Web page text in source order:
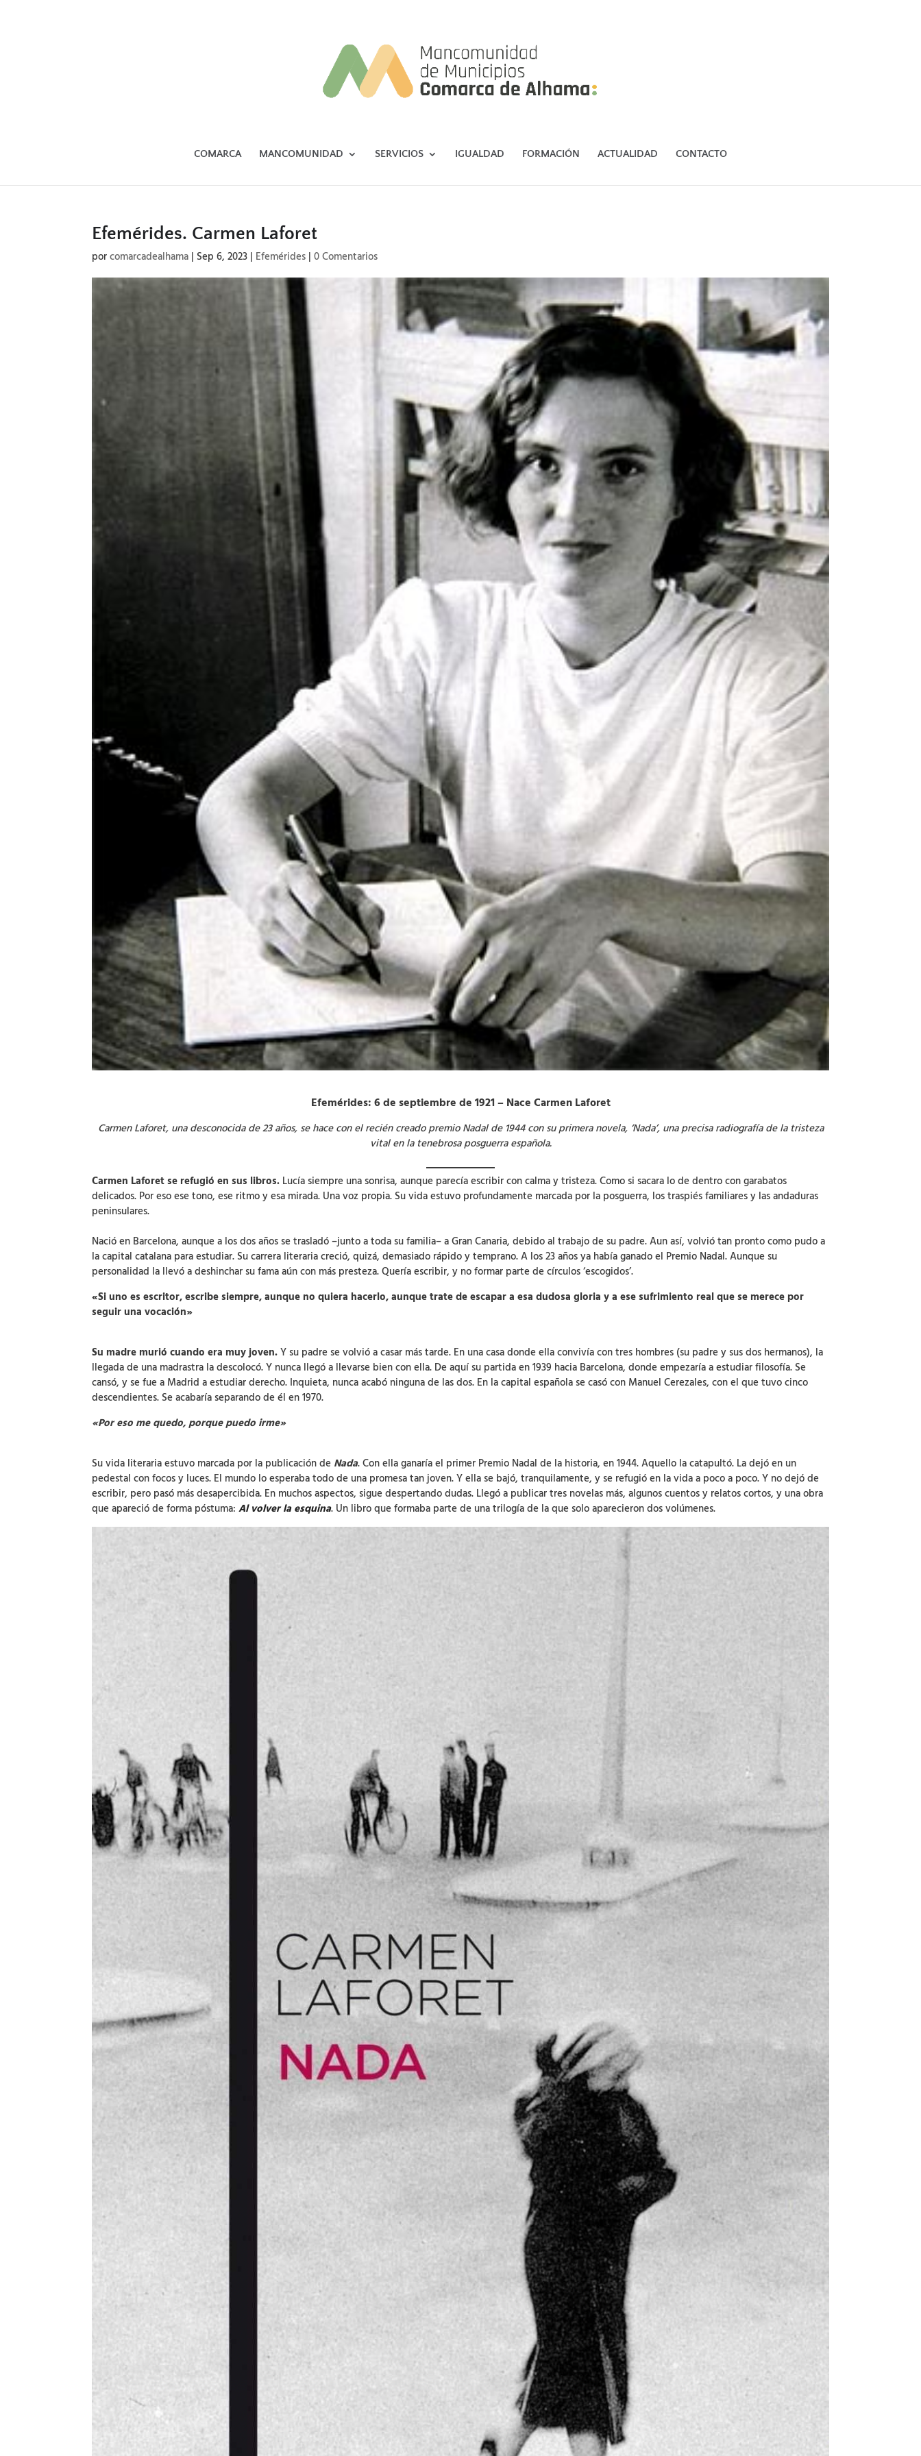
COMARCA MANCOMUNIDAD SERVICIOS IGUALDAD FORMACIÓN ACTUALIDAD CONTACTO
Efemérides. Carmen Laforet
porcomarcadealhama | Sep 6, 2023 | Efemérides |0 Comentarios
Efemérides: 6 de septiembre de 1921 – Nace Carmen Laforet
Carmen Laforet, una desconocida de 23 años, se hace con el recién creado premio Nadal de 1944 con su primera novela, ‘Nada’, una precisa radiografía de la tristeza
vital en la tenebrosa posguerra española.
Carmen Laforet se refugió en sus libros. Lucía siempre una sonrisa, aunque parecía escribir con calma y tristeza. Como si sacara lo de dentro con garabatos
delicados. Por eso ese tono, ese ritmo y esa mirada. Una voz propia. Su vida estuvo profundamente marcada por la posguerra, los traspiés familiares y las andaduras
peninsulares.
Nació en Barcelona, aunque a los dos años se trasladó –junto a toda su familia– a Gran Canaria, debido al trabajo de su padre. Aun así, volvió tan pronto como pudo a
la capital catalana para estudiar. Su carrera literaria creció, quizá, demasiado rápido y temprano. A los 23 años ya había ganado el Premio Nadal. Aunque su
personalidad la llevó a deshinchar su fama aún con más presteza. Quería escribir, y no formar parte de círculos ‘escogidos’.
«Si uno es escritor, escribe siempre, aunque no quiera hacerlo, aunque trate de escapar a esa dudosa gloria y a ese sufrimiento real que se merece por
seguir una vocación»
Su madre murió cuando era muy joven.Y su padre se volvió a casar más tarde. En una casa donde ella convivía con tres hombres (su padre y sus dos hermanos), la
llegada de una madrastra la descolocó. Y nunca llegó a llevarse bien con ella. De aquí su partida en 1939 hacia Barcelona, donde empezaría a estudiar filosofía. Se
cansó, y se fue a Madrid a estudiar derecho. Inquieta, nunca acabó ninguna de las dos. En la capital española se casó con Manuel Cerezales, con el que tuvo cinco
descendientes. Se acabaría separando de él en 1970.
«Por eso me quedo, porque puedo irme»
Su vida literaria estuvo marcada por la publicación de Nada. Con ella ganaría el primer Premio Nadal de la historia, en 1944. Aquello la catapultó. La dejó en un
pedestal con focos y luces. El mundo lo esperaba todo de una promesa tan joven. Y ella se bajó, tranquilamente, y se refugió en la vida a poco a poco. Y no dejó de
escribir, pero pasó más desapercibida. En muchos aspectos, sigue despertando dudas. Llegó a publicar tres novelas más, algunos cuentos y relatos cortos, y una obra
que apareció de forma póstuma:Al volver la esquina. Un libro que formaba parte de una trilogía de la que solo aparecieron dos volúmenes.